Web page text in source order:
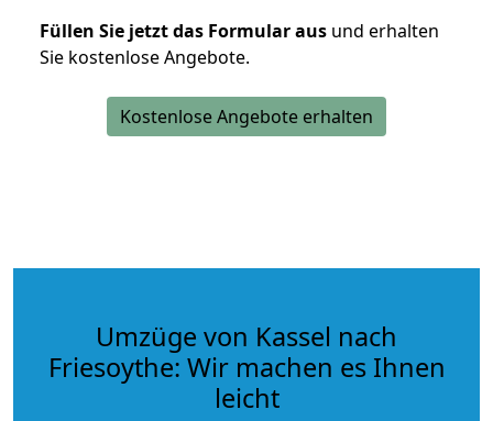
Füllen Sie jetzt das Formular aus und erhalten
Sie kostenlose Angebote.
Kostenlose Angebote erhalten
Umzüge von Kassel nach
Friesoythe: Wir machen es Ihnen
leicht